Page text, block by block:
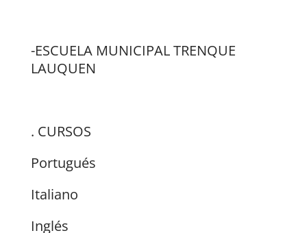
-ESCUELA MUNICIPAL TRENQUE
LAUQUEN
. CURSOS
Portugués
Italiano
Inglés